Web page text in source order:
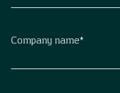
Company name*